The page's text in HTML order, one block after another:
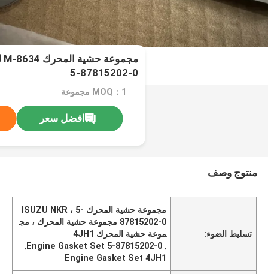
5-87815202-0
MOQ：1 مجموعة
افضل سعر
منتوج وصف
تسليط الضوء:
مجموعة حشية المحرك ISUZU NKR ، 5-
87815202-0 مجموعة حشية المحرك ، مج
موعة حشية المحرك 4JH1
,
5-87815202-0 Engine Gasket Set
,
Engine Gasket Set 4JH1